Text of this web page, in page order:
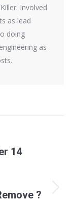
Involved
as lead
doing
as
14
?